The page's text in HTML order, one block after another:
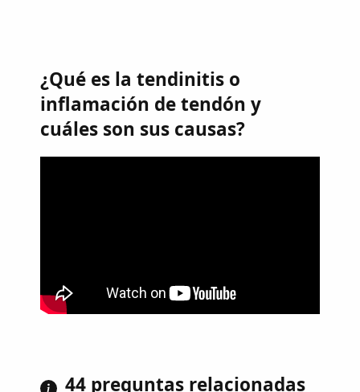
¿Qué es la tendinitis o
inflamación de tendón y
cuáles son sus causas?
44 preguntas relacionadas